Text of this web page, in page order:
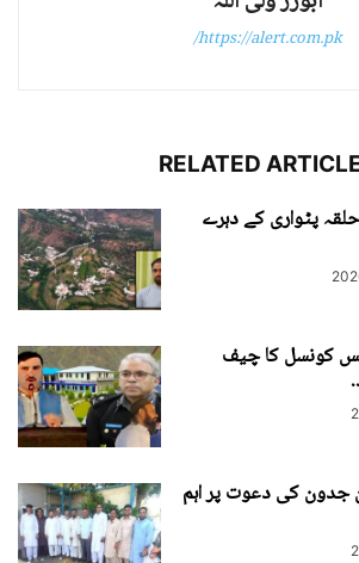
https://alert.com.pk/
RELATED
پٹواری کے دہرے
کونسل کا چیف
جدون کی دعوت پر اہم